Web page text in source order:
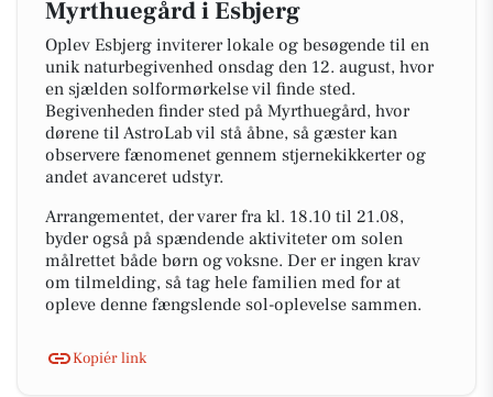
Myrthuegård i Esbjerg
Oplev Esbjerg inviterer lokale og besøgende til en
unik naturbegivenhed onsdag den 12. august, hvor
en sjælden solformørkelse vil finde sted.
Begivenheden finder sted på Myrthuegård, hvor
dørene til AstroLab vil stå åbne, så gæster kan
observere fænomenet gennem stjernekikkerter og
andet avanceret udstyr.
Arrangementet, der varer fra kl. 18.10 til 21.08,
byder også på spændende aktiviteter om solen
målrettet både børn og voksne. Der er ingen krav
om tilmelding, så tag hele familien med for at
opleve denne fængslende sol-oplevelse sammen.
Kopiér link